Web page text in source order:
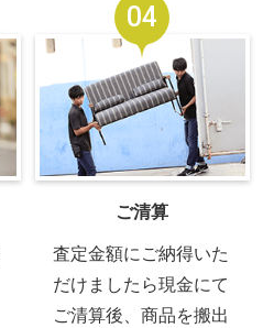
04
ご清算
査定金額にご納得いた
だけましたら現金にて
ご清算後、商品を搬出